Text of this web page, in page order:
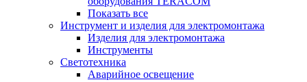
Показать все
Инструмент и изделия для электромонтажа
Изделия для электромонтажа
Инструменты
Светотехника
Аварийное освещение